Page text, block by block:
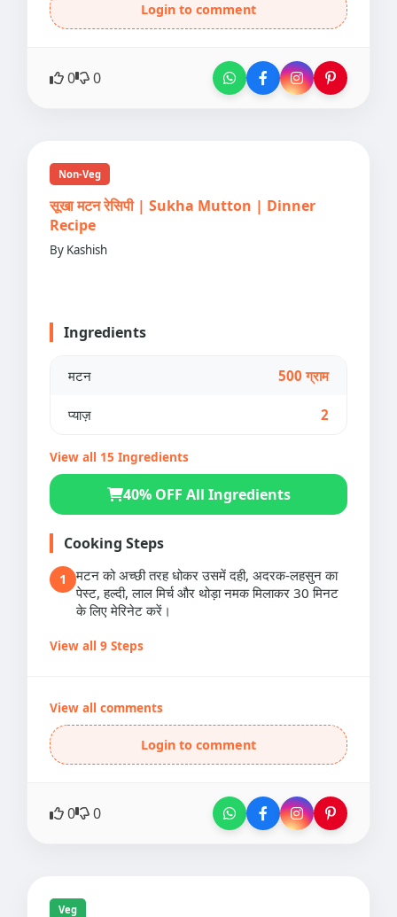
Login to comment
0 0
Non-Veg
सूखा मटन रेसिपी | Sukha Mutton | Dinner
Recipe
By Kashish
Ingredients
मटन 500 ग्राम
प्याज़ 2
View all 15 Ingredients
40% OFF All Ingredients
Cooking Steps
1
मटन को अच्छी तरह धोकर उसमें दही, अदरक-लहसुन का
पेस्ट, हल्दी, लाल मिर्च और थोड़ा नमक मिलाकर 30 मिनट
के लिए मेरिनेट करें।
View all 9 Steps
View all comments
Login to comment
0 0
Veg